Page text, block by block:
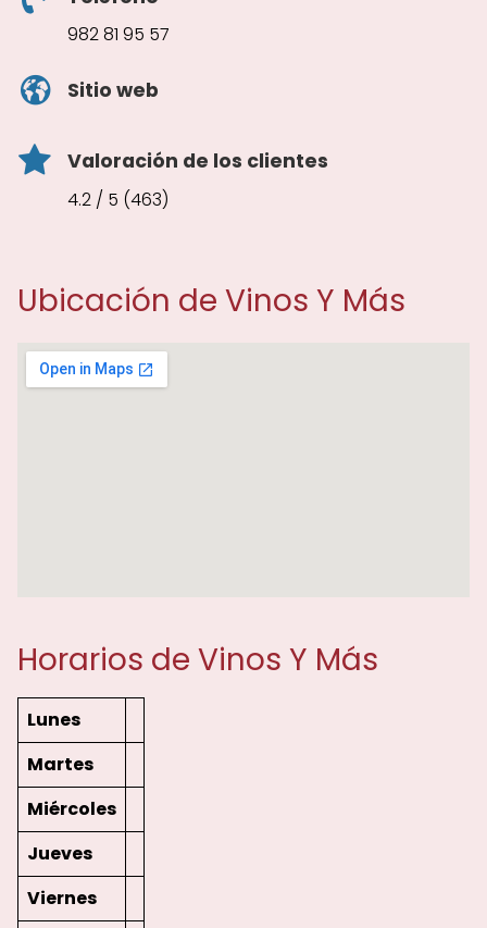
982 81 95 57
Sitio web
Valoración de los clientes
4.2 / 5 (463)
Ubicación de Vinos Y Más
Horarios de Vinos Y Más
Lunes
Martes
Miércoles
Jueves
Viernes